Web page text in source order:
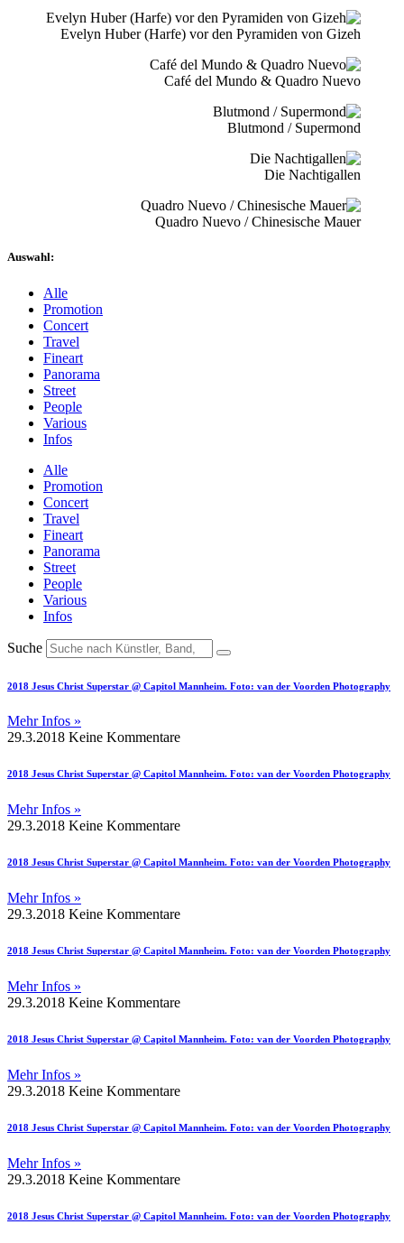
Evelyn Huber (Harfe) vor den Pyramiden von Gizeh
Café del Mundo & Quadro Nuevo
Blutmond / Supermond
Die Nachtigallen
Quadro Nuevo / Chinesische Mauer
Auswahl:
Alle
Promotion
Concert
Travel
Fineart
Panorama
Street
People
Various
Infos
Alle
Promotion
Concert
Travel
Fineart
Panorama
Street
People
Various
Infos
Suche
2018 Jesus Christ Superstar @ Capitol Mannheim. Foto: van der Voorden Photography
Mehr Infos »
29.3.2018 Keine Kommentare
2018 Jesus Christ Superstar @ Capitol Mannheim. Foto: van der Voorden Photography
Mehr Infos »
29.3.2018 Keine Kommentare
2018 Jesus Christ Superstar @ Capitol Mannheim. Foto: van der Voorden Photography
Mehr Infos »
29.3.2018 Keine Kommentare
2018 Jesus Christ Superstar @ Capitol Mannheim. Foto: van der Voorden Photography
Mehr Infos »
29.3.2018 Keine Kommentare
2018 Jesus Christ Superstar @ Capitol Mannheim. Foto: van der Voorden Photography
Mehr Infos »
29.3.2018 Keine Kommentare
2018 Jesus Christ Superstar @ Capitol Mannheim. Foto: van der Voorden Photography
Mehr Infos »
29.3.2018 Keine Kommentare
2018 Jesus Christ Superstar @ Capitol Mannheim. Foto: van der Voorden Photography